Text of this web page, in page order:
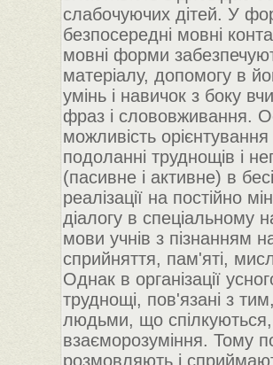
слабочуючих дітей. У
безпосередні мовні
мовні форми
матеріалу, допомогу в
умінь і навичок з боку
фраз і слововживання.
можливість
подоланні труднощів і
(пасивне і активне) в
реалізації на постійно
діалогу в спеціальному
мови учнів з пізнанням
сприйняття, пам'яті,
Однак в організації
труднощі, пов'язані з
людьми, що
взаєморозуміння. Тому
розмовляють і